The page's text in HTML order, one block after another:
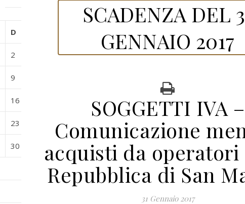
D
2
9
16
23
30
SCADENZA DEL
GENNAIO 2017
SOGGETTI IVA –
Comunicazione
acquisti da
Repubblica di San
31 Gennaio 2017